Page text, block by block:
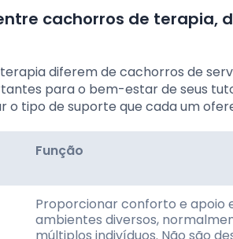
cachorros de terapia,
diferem de cachorros de
para o bem-estar de seus
o tipo de suporte que cada um
Função
Proporcionar conforto e apoio
ambientes diversos,